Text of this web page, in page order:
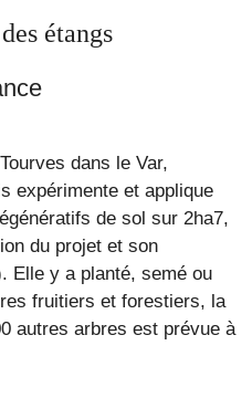
étangs
dans le Var,
expérimente et applique
de sol sur 2ha7,
du projet et son
Elle y a planté, semé ou
fruitiers et forestiers, la
arbres est prévue à